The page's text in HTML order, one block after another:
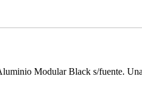
Modular Black s/fuente.